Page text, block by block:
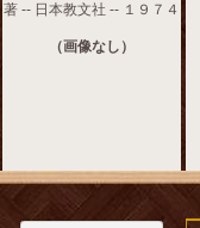
著 -- 日本教文社 -- １９７４
（画像なし）